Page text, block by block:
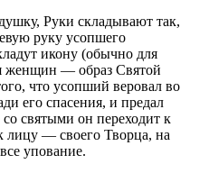
Руки складывают так,
руку усопшего
икону (обычно для
женщин — образ Святой
что усопший веровал во
его спасения, и предал
святыми он переходит к
лицу — своего Творца, на
упование.